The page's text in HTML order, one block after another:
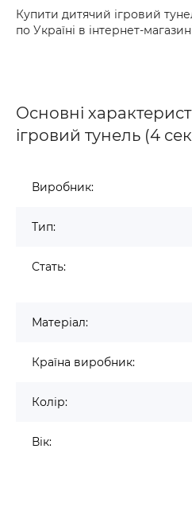
Купити дитячий ігровий
по Україні в інтернет-
Основні
ігровий тунель (4
Виробник:
Тип:
Стать:
Матеріал:
Країна виробник:
Колір:
Вік: